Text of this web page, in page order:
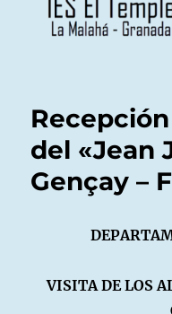
del «Jean
Gençay –
VISITA DE LOS